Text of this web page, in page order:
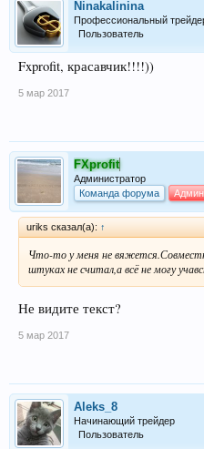
Ninakalinina
Профессиональный
Пользователь
Fxprofit, красавчик!!!!))
5 мар 2017
FXprofit
Администратор
Команда форума
uriks сказал(а): ↑
Что-то у меня не
штуках не считал,а всё не могу
Не видите текст?
5 мар 2017
Aleks_8
Начинающий трейдер
Пользователь